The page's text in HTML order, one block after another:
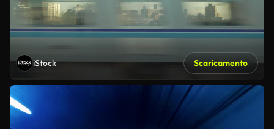
iStock Scaricamento